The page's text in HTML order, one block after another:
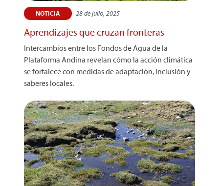
NOTICIA 28 de julio, 2025
Aprendizajes que cruzan fronteras
Intercambios entre los Fondos de Agua de la
Plataforma Andina revelan cómo la acción climática
se fortalece con medidas de adaptación, inclusión y
saberes locales.